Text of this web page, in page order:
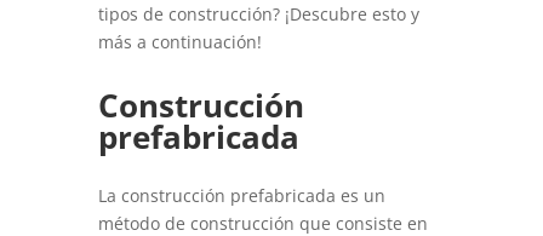
tipos de construcción? ¡Descubre esto y
más a continuación!
Construcción
prefabricada
La construcción prefabricada es un
método de construcción que consiste en